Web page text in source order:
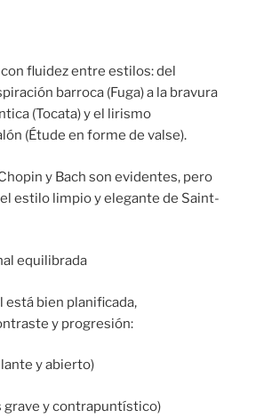
fluidez entre estilos: del
barroca (Fuga) a la bravura
(Tocata) y el lirismo
(Étude en forme de valse).
y Bach son evidentes, pero
estilo limpio y elegante de Saint-
equilibrada
bien planificada,
y progresión:
y abierto)
grave y contrapuntístico)